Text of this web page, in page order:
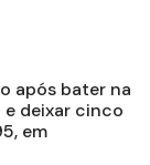
após bater na
deixar cinco
em